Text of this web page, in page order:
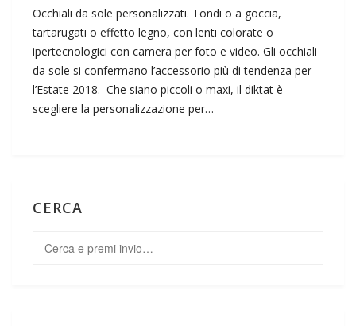
Occhiali da sole personalizzati. Tondi o a goccia,
tartarugati o effetto legno, con lenti colorate o
ipertecnologici con camera per foto e video. Gli occhiali
da sole si confermano l’accessorio più di tendenza per
l’Estate 2018. Che siano piccoli o maxi, il diktat è
scegliere la personalizzazione per…
CERCA